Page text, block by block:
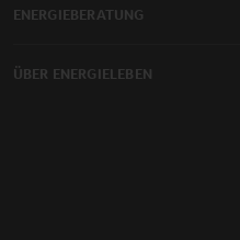
ENERGIEBERATUNG
ÜBER ENERGIELEBEN